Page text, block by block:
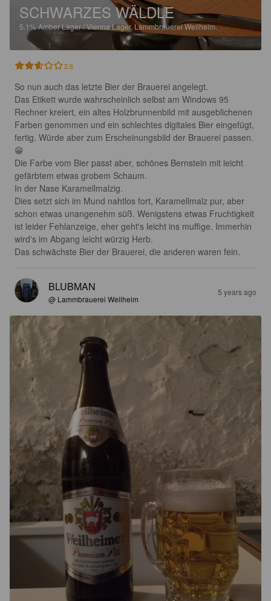
SCHWARZES WÄLDLE
5.1%Amber Lager / Vienna Lager. Lammbrauerei Weilheim.
2.6
So nun auch das letzte Bier der Brauerei angelegt.
Das Etikett wurde wahrscheinlich selbst am Windows 95
Rechner kreiert, ein altes Holzbrunnenbild mit ausgeblichenen
Farben genommen und ein schlechtes digitales Bier eingefügt,
fertig. Würde aber zum Erscheinungsbild der Brauerei passen.
😁
Die Farbe vom Bier passt aber, schönes Bernstein mit leicht
gefärbtem etwas grobem Schaum.
In der Nase Karamellmalzig.
Dies setzt sich im Mund nahtlos fort, Karamellmalz pur, aber
schon etwas unangenehm süß. Wenigstens etwas Fruchtigkeit
ist leider Fehlanzeige, eher geht's leicht ins muffige. Immerhin
wird's im Abgang leicht würzig Herb.
Das schwächste Bier der Brauerei, die anderen waren fein.
BLUBMAN
@ Lammbrauerei Weilheim
5 years ago